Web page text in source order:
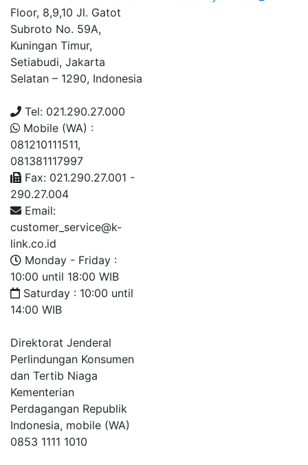
Floor, 8,9,10 Jl. Gatot
Subroto No. 59A,
Kuningan Timur,
Setiabudi, Jakarta
Selatan – 1290, Indonesia
Tel: 021.290.27.000
Mobile (WA) :
081210111511,
081381117997
Fax: 021.290.27.001 -
290.27.004
Email:
customer_service@k-
link.co.id
Monday - Friday :
10:00 until 18:00 WIB
Saturday : 10:00 until
14:00 WIB
Direktorat Jenderal
Perlindungan Konsumen
dan Tertib Niaga
Kementerian
Perdagangan Republik
Indonesia, mobile (WA)
0853 1111 1010